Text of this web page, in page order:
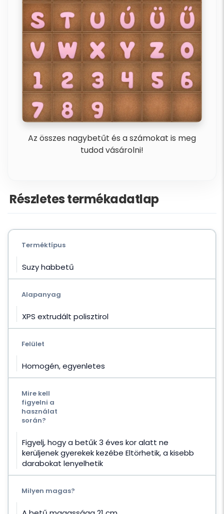
Az összes nagybetűt és a számokat is meg
tudod vásárolni!
Részletes termékadatlap
Terméktípus
Suzy habbetű
Alapanyag
XPS extrudált polisztirol
Felület
Homogén, egyenletes
Mire kell
figyelni a
használat
során?
Figyelj, hogy a betűk 3 éves kor alatt ne
kerüljenek gyerekek kezébe Eltörhetik, a kisebb
darabokat lenyelhetik
Milyen magas?